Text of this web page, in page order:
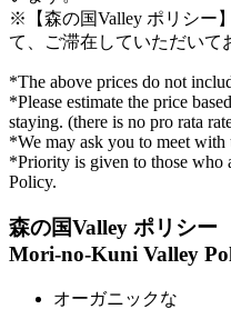
※【森の国Valley ポリシー
て、ご滞在していただいて
*The above prices do not
*Please estimate the price
staying. (there is no pro rata
*We may ask you to meet with
*Priority is given to those
Policy.
森の国Valley ポリシー
Mori-no-Kuni Valley
オーガニックな